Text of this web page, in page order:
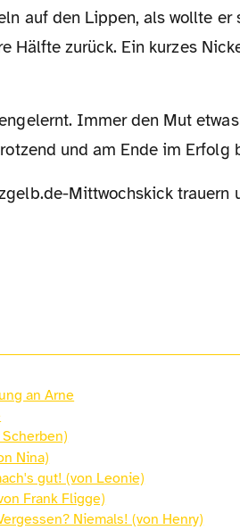
auf den Lippen, als wollte er
Hälfte zurück. Ein kurzes
und am Ende im Erfolg
an Arne
Nina)
gut! (von Leonie)
Frank Fligge)
Niemals! (von Henry)